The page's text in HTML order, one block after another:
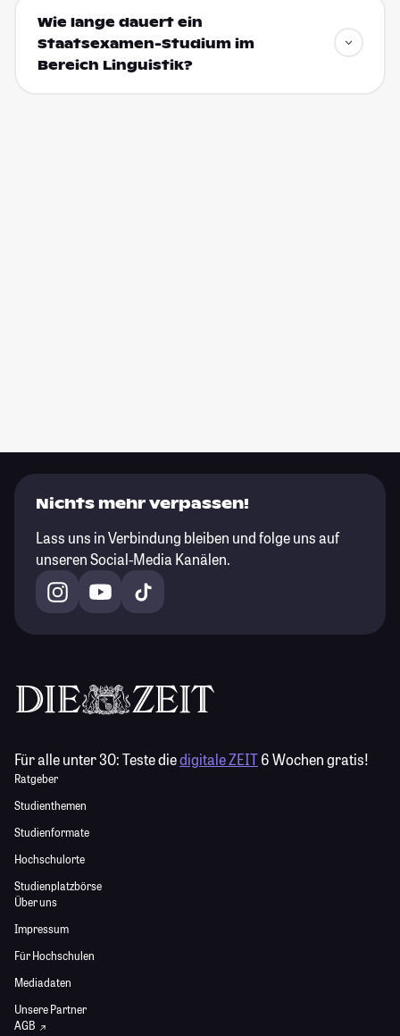
Wie lange dauert ein
Staatsexamen-Studium im
Bereich Linguistik?
Nichts mehr verpassen!
Lass uns in Verbindung bleiben und folge uns auf
unseren Social-Media Kanälen.
Für alle unter 30:Teste diedigitale ZEIT6 Wochen gratis!
Ratgeber
Studienthemen
Studienformate
Hochschulorte
Studienplatzbörse
Über uns
Impressum
Für Hochschulen
Mediadaten
Unsere Partner
AGB